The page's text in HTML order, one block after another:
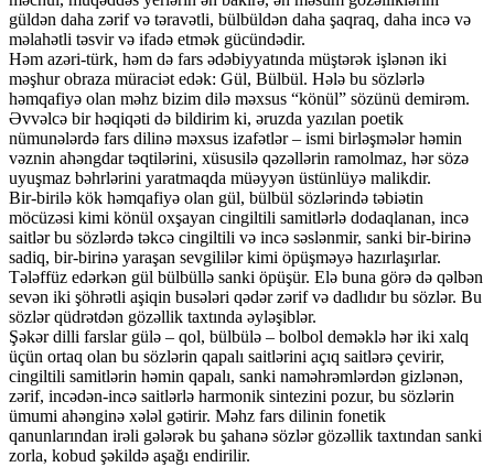
güldən daha zərif və təravətli, bülbüldən daha şaqraq, daha incə və
məlahətli təsvir və ifadə etmək gücündədir.
Həm azəri-türk, həm də fars ədəbiyyatında müştərək işlənən iki
məşhur obraza müraciət edək: Gül, Bülbül. Hələ bu sözlərlə
həmqafiyə olan məhz bizim dilə məxsus “könül” sözünü demirəm.
Əvvəlcə bir həqiqəti də bildirim ki, əruzda yazılan poetik
nümunələrdə fars dilinə məxsus izafətlər – ismi birləşmələr həmin
vəznin ahəngdar təqtilərini, xüsusilə qəzəllərin ramolmaz, hər sözə
uyuşmaz bəhrlərini yaratmaqda müəyyən üstünlüyə malikdir.
Bir-birilə kök həmqafiyə olan gül, bülbül sözlərində təbiətin
möcüzəsi kimi könül oxşayan cingiltili samitlərlə dodaqlanan, incə
saitlər bu sözlərdə təkcə cingiltili və incə səslənmir, sanki bir-birinə
sadiq, bir-birinə yaraşan sevgililər kimi öpüşməyə hazırlaşırlar.
Tələffüz edərkən gül bülbüllə sanki öpüşür. Elə buna görə də qəlbən
sevən iki şöhrətli aşiqin busələri qədər zərif və dadlıdır bu sözlər. Bu
sözlər qüdrətdən gözəllik taxtında əyləşiblər.
Şəkər dilli farslar gülə – qol, bülbülə – bolbol deməklə hər iki xalq
üçün ortaq olan bu sözlərin qapalı saitlərini açıq saitlərə çevirir,
cingiltili samitlərin həmin qapalı, sanki naməhrəmlərdən gizlənən,
zərif, incədən-incə saitlərlə harmonik sintezini pozur, bu sözlərin
ümumi ahənginə xələl gətirir. Məhz fars dilinin fonetik
qanunlarından irəli gələrək bu şahanə sözlər gözəllik taxtından sanki
zorla, kobud şəkildə aşağı endirilir.